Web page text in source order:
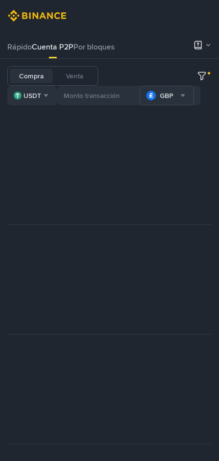
RápidoCuenta P2PPor bloques
Compra Venta
USDT GBP